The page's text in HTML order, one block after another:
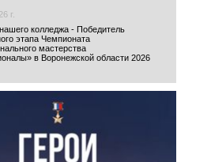
г.
колледжа - Победитель
этапа Чемпионата
мастерства
в Воронежской области 2026